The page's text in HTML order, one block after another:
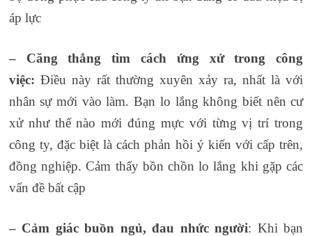
áp lực
– Căng thẳng tìm cách ứng xử trong công
việc: Điều này rất thường xuyên xảy ra, nhất là với
nhân sự mới vào làm. Bạn lo lắng không biết nên cư
xử như thế nào mới đúng mực với từng vị trí trong
công ty, đặc biệt là cách phản hồi ý kiến với cấp trên,
đồng nghiệp. Cảm thấy bồn chồn lo lắng khi gặp các
vấn đề bất cập
– Cảm giác buồn ngủ, đau nhức người: Khi bạn